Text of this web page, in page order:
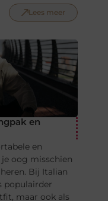
Lees meer
en
en
oog misschien
Bij Italian
populairder
maar ook als